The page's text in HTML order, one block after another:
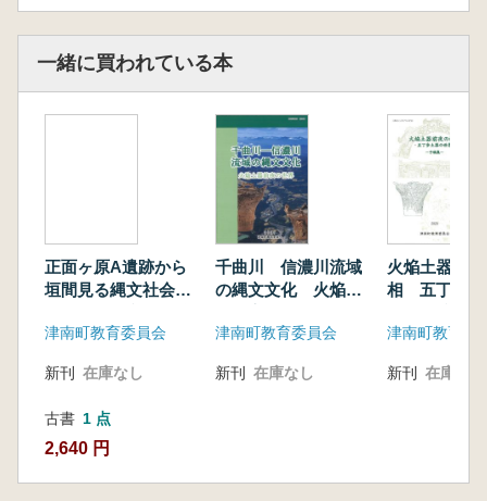
建石 徹『縄文時代中期末葉における黒曜石製
石器の産地の傾向―新潟県魚沼地域の様相を起
1. 長澤展生『信濃川流域の中期後葉の大木式土
2. 佐藤雅一『つつじ原類型土器を考える』
3. 佐藤信之『沖ノ原式期の石器について一当該
期の石器の様相と蛇紋岩類製磨製石斧について
一』
一緒に買われている本
正面ヶ原A遺跡から
垣間見る縄文社会
期後葉から晩期前葉
津南町教育委員会
新刊 在庫なし
古書 1 点
2,640 円
千曲川 信濃川流域
の縄文文化 火焔土
津南町教育委員会
新刊 在庫なし
火焔土器前
相 五丁歩土
津南町教育委
新刊 在庫なし